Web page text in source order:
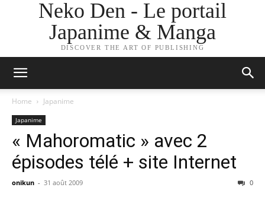
Neko Den - Le portail
Japanime & Manga
DISCOVER THE ART OF PUBLISHING
Home Japanime
Japanime
« Mahoromatic » avec 2
épisodes télé + site Internet
onikun - 31 août 2009 0